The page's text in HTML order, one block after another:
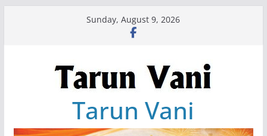
Sunday, August 9, 2026
Tarun Vani